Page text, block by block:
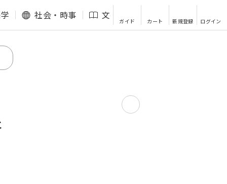
社会・時事 文芸・エッセイ
ガイド カート 新規登録 ログイン